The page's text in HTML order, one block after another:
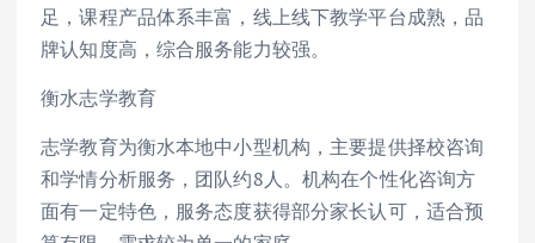
足，课程产品体系丰富，线上线下教学平台成熟，品
牌认知度高，综合服务能力较强。
衡水志学教育
志学教育为衡水本地中小型机构，主要提供择校咨询
和学情分析服务，团队约8人。机构在个性化咨询方
面有一定特色，服务态度获得部分家长认可，适合预